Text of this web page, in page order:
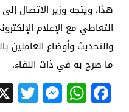
هذا، ويتجه وزير الاتصال
التعاطي مع الإعلام
والتحديث وأوضاع العاملين
ما صرح به في ذات اللقاء.
Facebook